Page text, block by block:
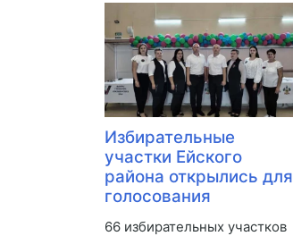
Избирательные
участки Ейского
района открылись для
голосования
66 избирательных участков